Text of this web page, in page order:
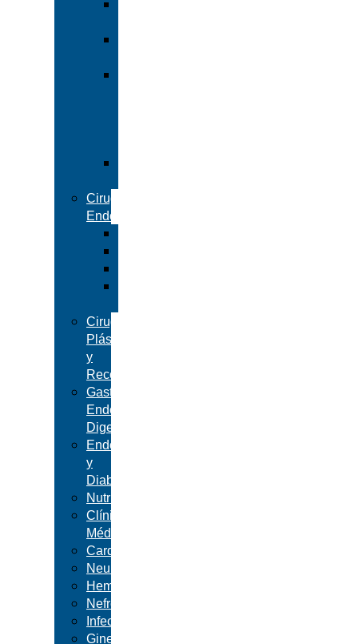
Cirugía
Endocrina
Cirugía
Plástica
y
Reconstructiva
Gastroenterología,
Endoscopía
Digestiva
Endocrinología
y
Diabetes
Nutrición
Clínica
Médica
Cardiología
Neumonología
Hematología
Nefrología
Infectología
Ginecología